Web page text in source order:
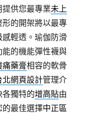
提供您最專業未上
的開架將以最專
輕透。瑜伽防滑
能的機能彈性襪與
痛藥膏相容的軟骨
北網頁設計管理介
各獨特的增高貼由
的最佳選擇中正區